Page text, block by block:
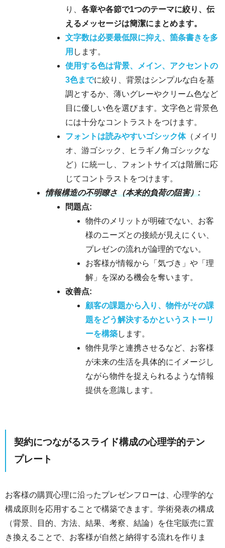
り、 各章や各節で1つのテーマに絞り、伝
えるメッセージは簡潔にまとめます。
文字数は必要最低限に抑え、箇条書きを多
用 します。
使用する色は背景、メイン、アクセントの
3色までに絞り、背景はシンプルな白を基
調とするか、薄いグレーやクリーム色など
目に優しい色を選びます。文字色と背景色
には十分なコントラストをつけます。
フォントは読みやすいゴシック体（メイリ
オ、游ゴシック、ヒラギノ角ゴシックな
ど）に統一し、フォントサイズは階層に応
じてコントラストをつけます。
情報構造の不明瞭さ（本来的負荷の阻害）:
問題点:
物件のメリットが明確でない、お客
様のニーズとの接続が見えにくい、
プレゼンの流れが論理的でない。
お客様が情報から「気づき」や「理
解」を深める機会を奪います。
改善点:
顧客の課題から入り、物件がその課
題をどう解決するかというストーリ
ーを構築します。
物件見学と連携させるなど、お客様
が未来の生活を具体的にイメージし
ながら物件を捉えられるような情報
提供を意識します。
契約につながるスライド構成の心理学的テン
プレート
お客様の購買心理に沿ったプレゼンフローは、心理学的な
構成原則を応用することで構築できます。学術発表の構成
（背景、目的、方法、結果、考察、結論）を住宅販売に置
き換えることで、お客様が自然と納得する流れを作りま